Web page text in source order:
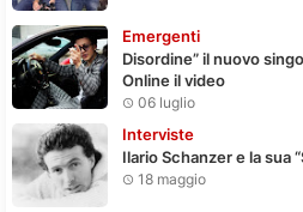
Emergenti
Disordine” il nuovo
Online il video
06 luglio
Interviste
Ilario Schanzer e la sua
18 maggio